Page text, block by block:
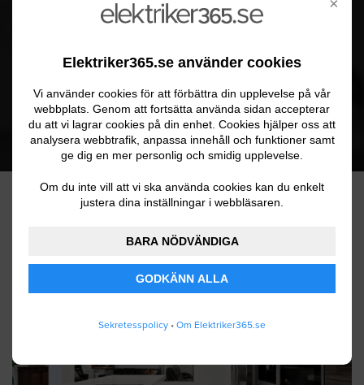
Elektriker365.se använder cookies
Vi använder cookies för att förbättra din upplevelse på vår
webbplats. Genom att fortsätta använda sidan accepterar
du att vi lagrar cookies på din enhet. Cookies hjälper oss att
analysera webbtrafik, anpassa innehåll och funktioner samt
ge dig en mer personlig och smidig upplevelse.
Om du inte vill att vi ska använda cookies kan du enkelt
justera dina inställningar i webbläsaren.
BARA NÖDVÄNDIGA
GODKÄNN ALLA
Sekretesspolicy • Om Elektriker365.se
4512
Förfrågningar inkomna
10445
Anslutna företag